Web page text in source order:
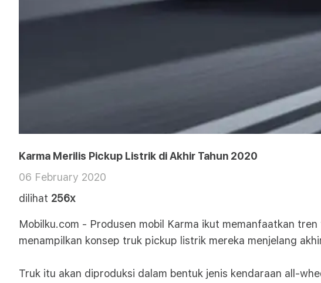
Karma Merilis Pickup Listrik di Akhir Tahun 2020
06 February 2020
dilihat 256x
Mobilku.com - Produsen mobil Karma ikut memanfaatkan
menampilkan konsep truk pickup listrik mereka menjelang
Truk itu akan diproduksi dalam bentuk jenis kendaraan all-